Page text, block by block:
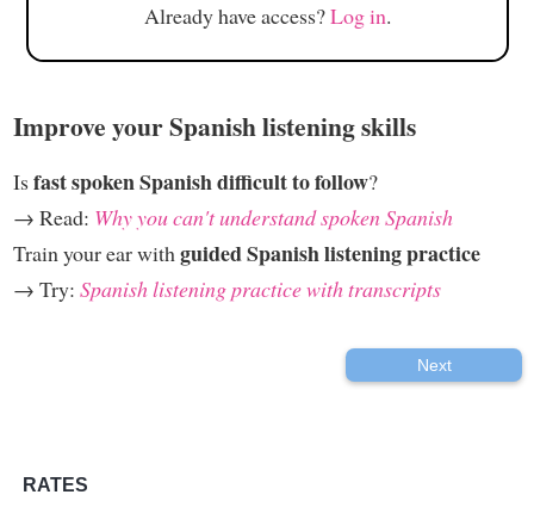
Already have access?Log in.
Improve your Spanish listening skills
Isfast spoken Spanish difficult to follow?
→ Read: Why you can't understand spoken Spanish
Train your ear with guided Spanish listening practice
→ Try: Spanish listening practice with transcripts
Next
RATES